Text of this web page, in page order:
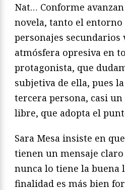
Nat… Conforme
novela, tanto el entorno
personajes secundarios
atmósfera opresiva en
protagonista, que
subjetiva de ella, pues
tercera persona, casi
libre, que adopta el
Sara Mesa insiste en
tienen un mensaje
nunca lo tiene la buena
finalidad es más bien